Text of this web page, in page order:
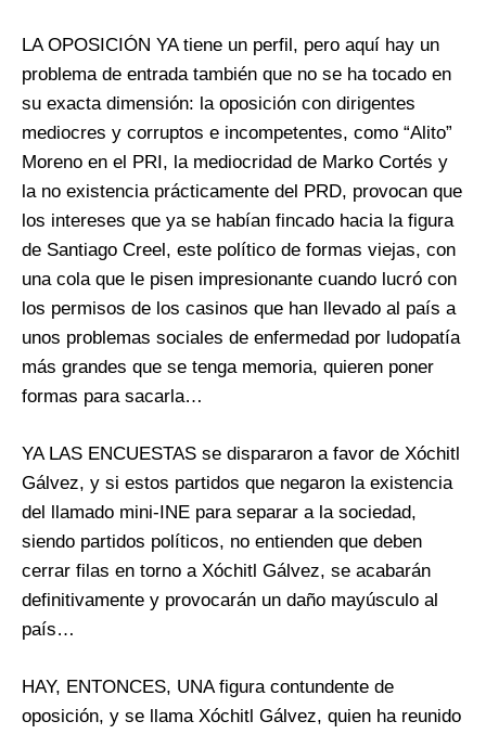
LA OPOSICIÓN YA tiene un perfil, pero aquí hay un
problema de entrada también que no se ha tocado en
su exacta dimensión: la oposición con dirigentes
mediocres y corruptos e incompetentes, como “Alito”
Moreno en el PRI, la mediocridad de Marko Cortés y
la no existencia prácticamente del PRD, provocan que
los intereses que ya se habían fincado hacia la figura
de Santiago Creel, este político de formas viejas, con
una cola que le pisen impresionante cuando lucró con
los permisos de los casinos que han llevado al país a
unos problemas sociales de enfermedad por ludopatía
más grandes que se tenga memoria, quieren poner
formas para sacarla…
YA LAS ENCUESTAS se dispararon a favor de Xóchitl
Gálvez, y si estos partidos que negaron la existencia
del llamado mini-INE para separar a la sociedad,
siendo partidos políticos, no entienden que deben
cerrar filas en torno a Xóchitl Gálvez, se acabarán
definitivamente y provocarán un daño mayúsculo al
país…
HAY, ENTONCES, UNA figura contundente de
oposición, y se llama Xóchitl Gálvez, quien ha reunido